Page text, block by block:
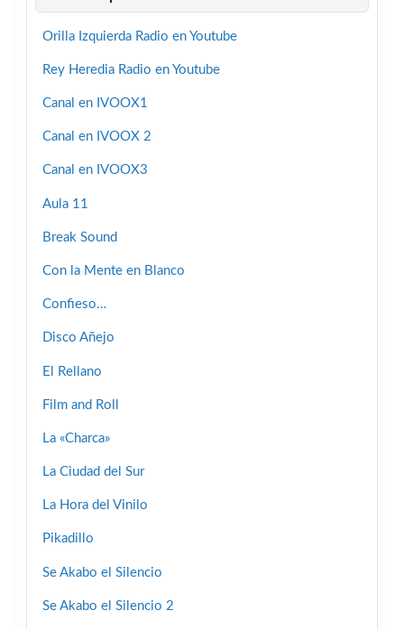
Orilla Izquierda Radio en Youtube
Rey Heredia Radio en Youtube
Canal en IVOOX1
Canal en IVOOX 2
Canal en IVOOX3
Aula 11
Break Sound
Con la Mente en Blanco
Confieso…
Disco Añejo
El Rellano
Film and Roll
La «Charca»
La Ciudad del Sur
La Hora del Vinilo
Pikadillo
Se Akabo el Silencio
Se Akabo el Silencio 2